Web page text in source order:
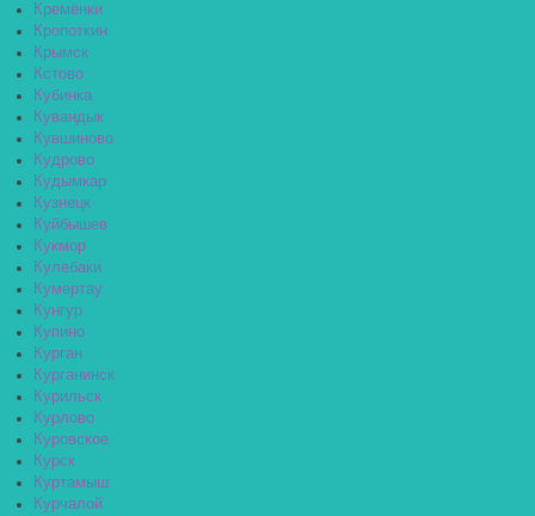
Кремёнки
Кропоткин
Крымск
Кстово
Кубинка
Кувандык
Кувшиново
Кудрово
Кудымкар
Кузнецк
Куйбышев
Кукмор
Кулебаки
Кумертау
Кунгур
Купино
Курган
Курганинск
Курильск
Курлово
Куровское
Курск
Куртамыш
Курчалой